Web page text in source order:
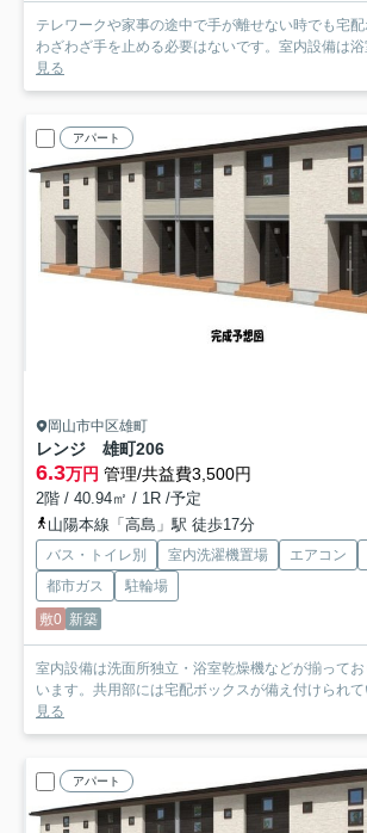
テレワークや家事の途中で手が離せない時でも宅
わざわざ手を止める必要はないです。室内設備は
見る
アパート
岡山市中区雄町
レンジ 雄町206
6.3万円 管理/共益費3,500円
2階 / 40.94㎡ / 1R /予定
山陽本線「高島」駅 徒歩17分
バス・トイレ別 室内洗濯機置場 エアコン
都市ガス
駐輪場
敷0 新築
室内設備は洗面所独立・浴室乾燥機などが揃って
います。共用部には宅配ボックスが備え付けられ
見る
アパート